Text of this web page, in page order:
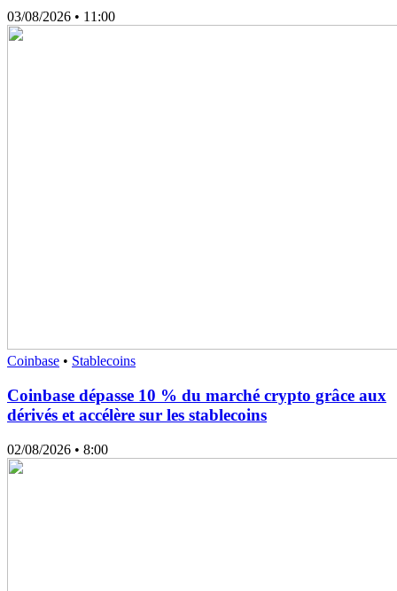
03/08/2026 • 11:00
Coinbase • Stablecoins
Coinbase dépasse 10 % du marché crypto grâce aux
dérivés et accélère sur les stablecoins
02/08/2026 • 8:00